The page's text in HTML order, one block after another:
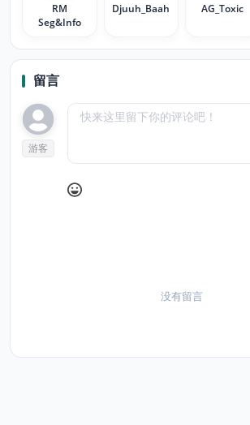
RM
Seg&Info
Djuuh_Baah AG_Toxic
留言
游客
没有留言